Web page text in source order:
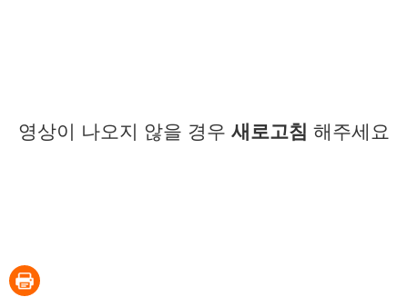
영상이 나오지 않을 경우 새로고침 해주세요